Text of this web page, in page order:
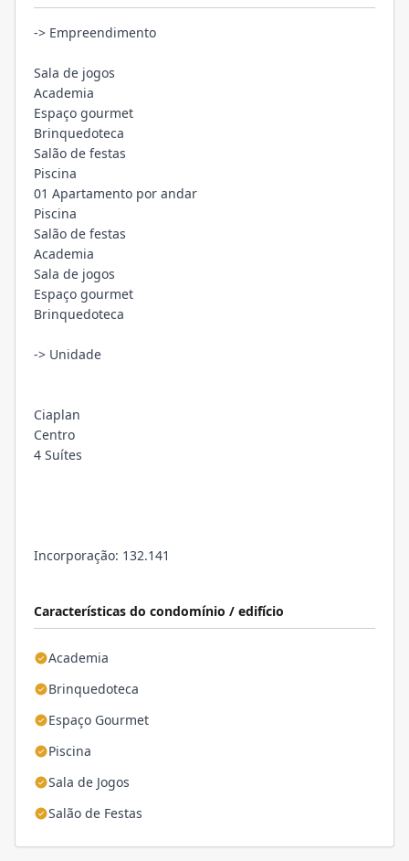
Características do condomínio / edifício
Academia
Brinquedoteca
Espaço Gourmet
Piscina
Sala de Jogos
Salão de Festas
-> Empreendimento
Sala de jogos
Academia
Espaço gourmet
Brinquedoteca
Salão de festas
Piscina
01 Apartamento por andar
Piscina
Salão de festas
Academia
Sala de jogos
Espaço gourmet
Brinquedoteca
-> Unidade
Ciaplan
Centro
4 Suítes
Incorporação: 132.141